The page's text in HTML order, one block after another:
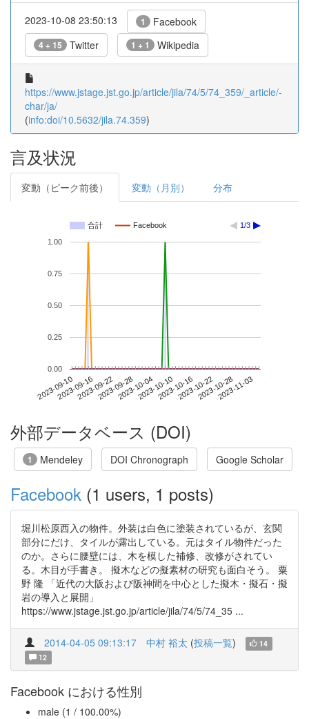
2023-10-08 23:50:13 1 Facebook
4 + 15 Twitter 1 + 1 Wikipedia
https://www.jstage.jst.go.jp/article/jila/74/5/74_359/_article/-
char/ja/
(info:doi/10.5632/jila.74.359)
言及状況
変動（ピーク前後） 変動（月別） 分布
合計 Facebook 1/3
2023-09-102023-09-162023-09-222023-09-282023-10-042023-10-102023-10-162023-10-222023-10-282023-11-03
0.00
0.25
0.50
0.75
1.00
外部データベース (DOI)
1 Mendeley DOI Chronograph Google Scholar
Facebook (1 users, 1 posts)
堀川松原西入の物件。外装は白色に塗装されているが、玄関
部分にだけ、タイルが露出している。元はタイル物件だった
のか。さらに腰壁には、木を模した補修、改修がされてい
る。木目が手書き。 擬木などの擬素材の研究も面白そう。 粟
野 隆 「近代の大阪および阪神間を中心とした擬木・擬石・擬
岩の導入と展開」
https://www.jstage.jst.go.jp/article/jila/74/5/74_35 ...
2014-04-05 09:13:17 中村 裕太 (投稿一覧)
14
12
Facebook における性別
male (1 / 100.00%)